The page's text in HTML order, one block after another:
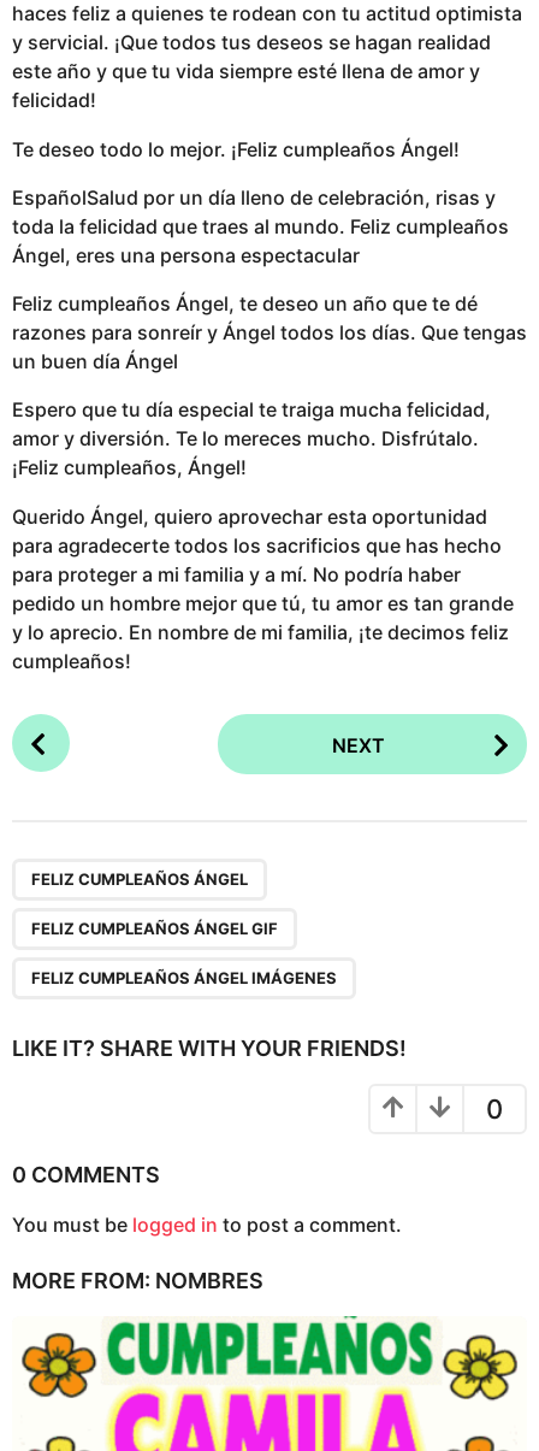
haces feliz a quienes te rodean con tu actitud optimista
y servicial. ¡Que todos tus deseos se hagan realidad
este año y que tu vida siempre esté llena de amor y
felicidad!
Te deseo todo lo mejor. ¡Feliz cumpleaños Ángel!
EspañolSalud por un día lleno de celebración, risas y
toda la felicidad que traes al mundo. Feliz cumpleaños
Ángel, eres una persona espectacular
Feliz cumpleaños Ángel, te deseo un año que te dé
razones para sonreír y Ángel todos los días. Que tengas
un buen día Ángel
Espero que tu día especial te traiga mucha felicidad,
amor y diversión. Te lo mereces mucho. Disfrútalo.
¡Feliz cumpleaños, Ángel!
Querido Ángel, quiero aprovechar esta oportunidad
para agradecerte todos los sacrificios que has hecho
para proteger a mi familia y a mí. No podría haber
pedido un hombre mejor que tú, tu amor es tan grande
y lo aprecio. En nombre de mi familia, ¡te decimos feliz
cumpleaños!
P
o
t
NEXT
FELIZ CUMPLEAÑOS ÁNGEL
FELIZ CUMPLEAÑOS ÁNGEL GIF
FELIZ CUMPLEAÑOS ÁNGEL IMÁGENES
LIKE IT? SHARE WITH YOUR FRIENDS!
0
0 COMMENTS
You must be logged in to post a comment.
MORE FROM: NOMBRES